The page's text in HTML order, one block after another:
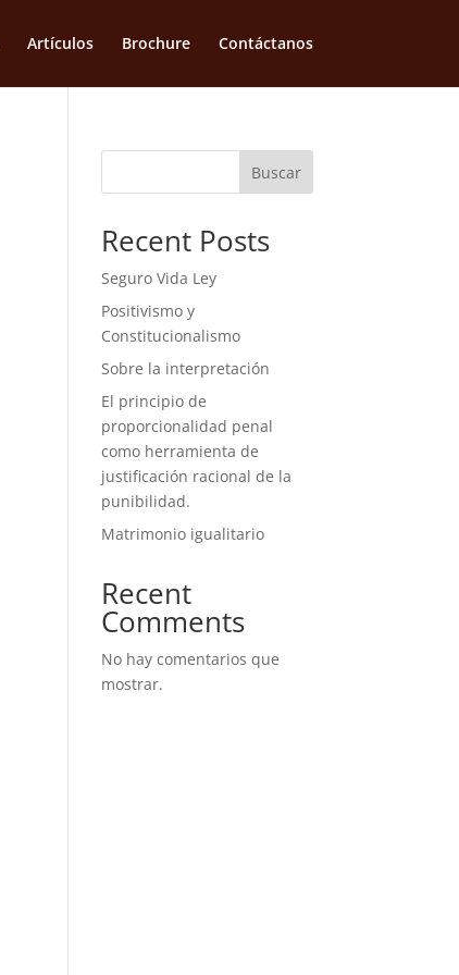
Artículos Brochure Contáctanos
Buscar
Recent Posts
Seguro Vida Ley
Positivismo y
Constitucionalismo
Sobre la interpretación
El principio de
proporcionalidad penal
como herramienta de
justificación racional de la
punibilidad.
Matrimonio igualitario
Recent
Comments
No hay comentarios que
mostrar.